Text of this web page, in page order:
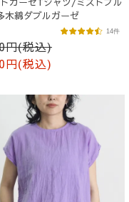
木綿ダブルガーゼ
円(税込)
円(税込)
14件